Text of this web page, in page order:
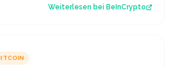
Weiterlesen bei BeInCrypto